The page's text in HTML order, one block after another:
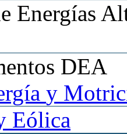
Energías
DEA
y
Eólica